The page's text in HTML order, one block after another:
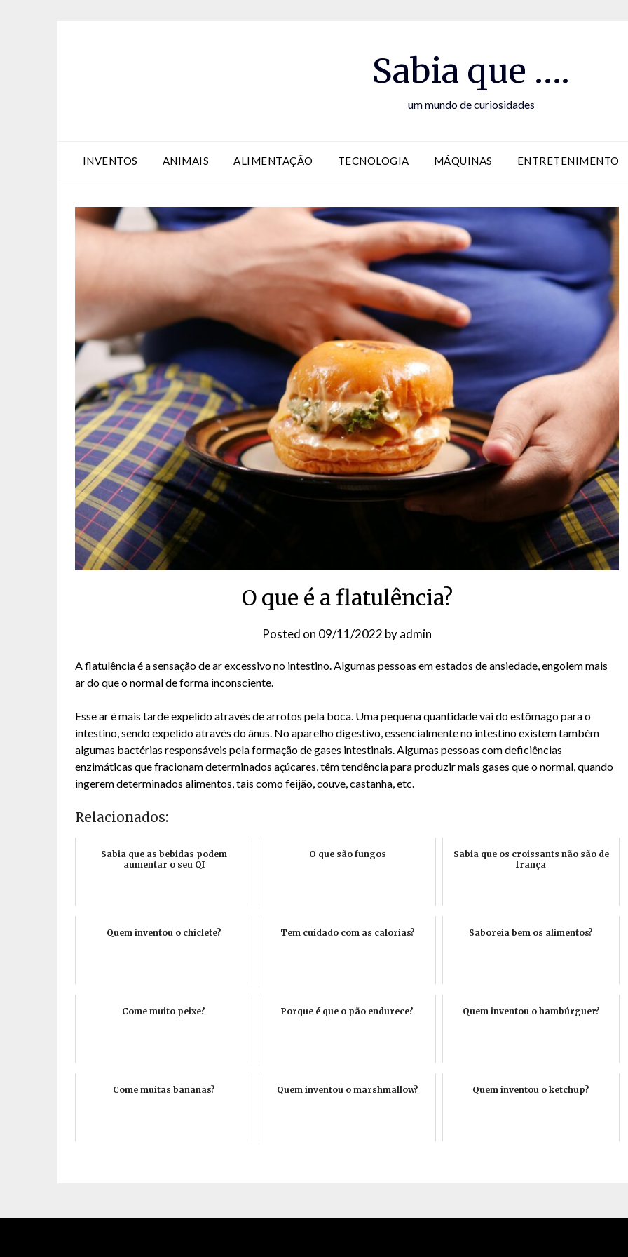
Sabia que ….
um mundo de curiosidades
INVENTOS ANIMAIS ALIMENTAÇÃO TECNOLOGIA MÁQUINAS ENTRETENIMENTO
O que é a flatulência?
Posted on 09/11/2022 byadmin
A flatulência é a sensação de ar excessivo no intestino. Algumas pessoas em estados de ansiedade, engolem mais
ar do que o normal de forma inconsciente.
Esse ar é mais tarde expelido através de arrotos pela boca. Uma pequena quantidade vai do estômago para o
intestino, sendo expelido através do ânus. No aparelho digestivo, essencialmente no intestino existem também
algumas bactérias responsáveis pela formação de gases intestinais. Algumas pessoas com deficiências
enzimáticas que fracionam determinados açúcares, têm tendência para produzir mais gases que o normal, quando
ingerem determinados alimentos, tais como feijão, couve, castanha, etc.
Relacionados:
Sabia que as bebidas podem
aumentar o seu QI
O que são fungos
Sabia que os croissants não são de
frança
Quem inventou o chiclete? Tem cuidado com as calorias? Saboreia bem os alimentos?
Come muito peixe? Porque é que o pão endurece? Quem inventou o hambúrguer?
Come muitas bananas? Quem inventou o marshmallow? Quem inventou o ketchup?